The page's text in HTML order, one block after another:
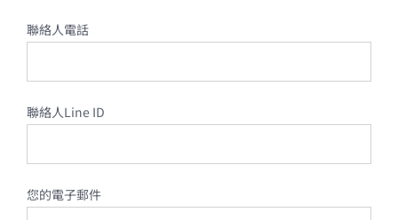
聯絡人電話
聯絡人Line ID
您的電子郵件